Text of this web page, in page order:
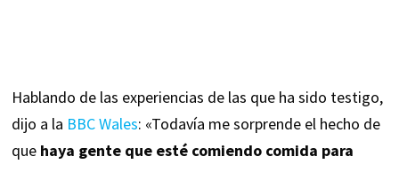
Hablando de las experiencias de las que ha sido testigo,
dijo a la BBC Wales: «Todavía me sorprende el hecho de
que haya gente que esté comiendo comida para